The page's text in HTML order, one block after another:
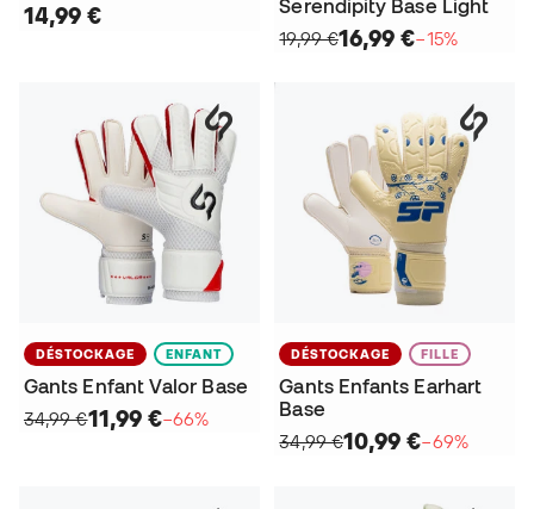
14,99 €
Serendipity Base Light
19,99 €16,99 €−15%
DÉSTOCKAGE ENFANT
Gants Enfant Valor Base
34,99 €11,99 €−66%
DÉSTOCKAGE FILLE
Gants Enfants Earhart
Base
34,99 €10,99 €−69%